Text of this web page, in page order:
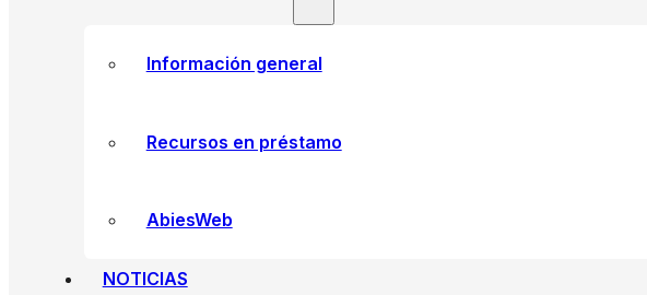
Información general
Recursos en préstamo
AbiesWeb
NOTICIAS